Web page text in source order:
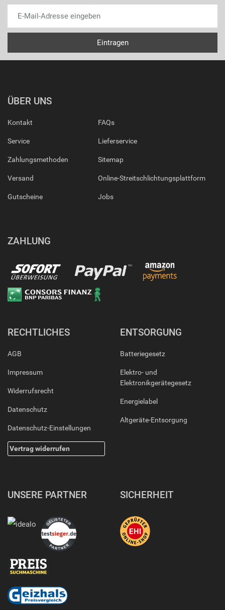
ÜBER UNS
Kontakt
Service
Zahlungsmethoden
Versand
Gutscheine
FAQs
Lieferservice
Sitemap
Online-Streitschlichtungsplattform
Jobs
ZAHLUNG
RECHTLICHES
AGB
Impressum
Widerrufsrecht
Datenschutz
Datenschutz-Einstellungen
Vertrag widerrufen
ENTSORGUNG
Batteriegesetz
Elektro- und
Elektronikgerätegesetz
Energielabel
Altgeräte-Entsorgung
UNSERE PARTNER SICHERHEIT